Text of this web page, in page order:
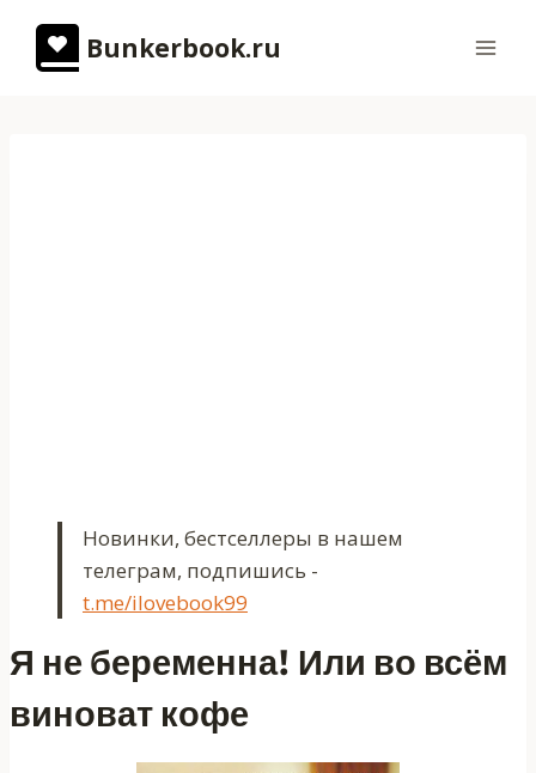
содержимому
Bunkerbook.ru
Новинки, бестселлеры в нашем
телеграм, подпишись -
t.me/ilovebook99
Я не беременна! Или во всём
виноват кофе